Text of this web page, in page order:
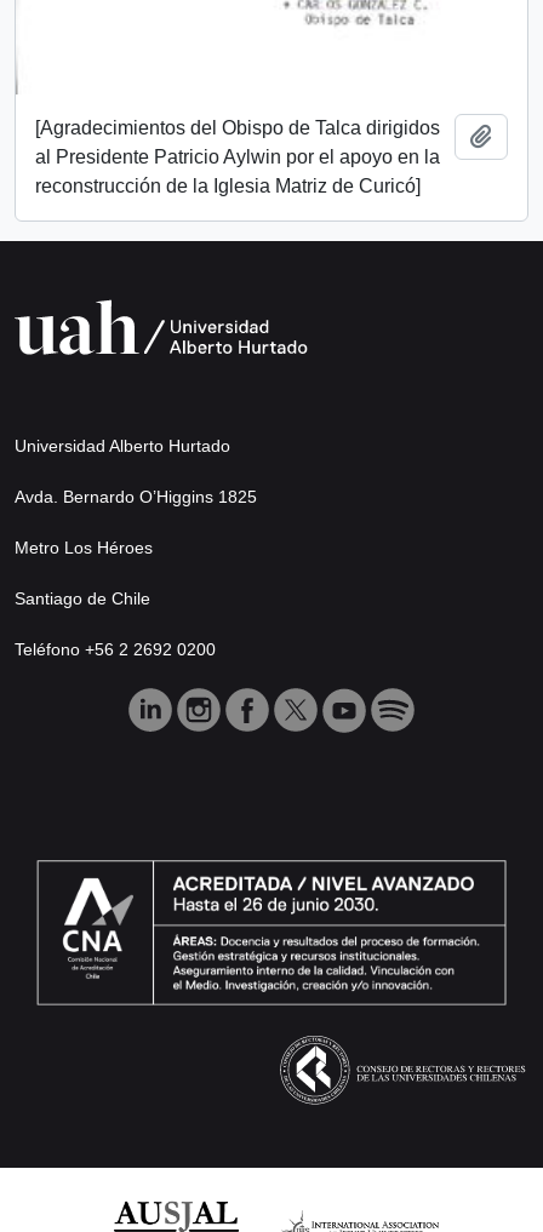
[Agradecimientos del Obispo de Talca dirigidos
al Presidente Patricio Aylwin por el apoyo en la
reconstrucción de la Iglesia Matriz de Curicó]
Universidad Alberto Hurtado
Avda. Bernardo O’Higgins 1825
Metro Los Héroes
Santiago de Chile
Teléfono +56 2 2692 0200